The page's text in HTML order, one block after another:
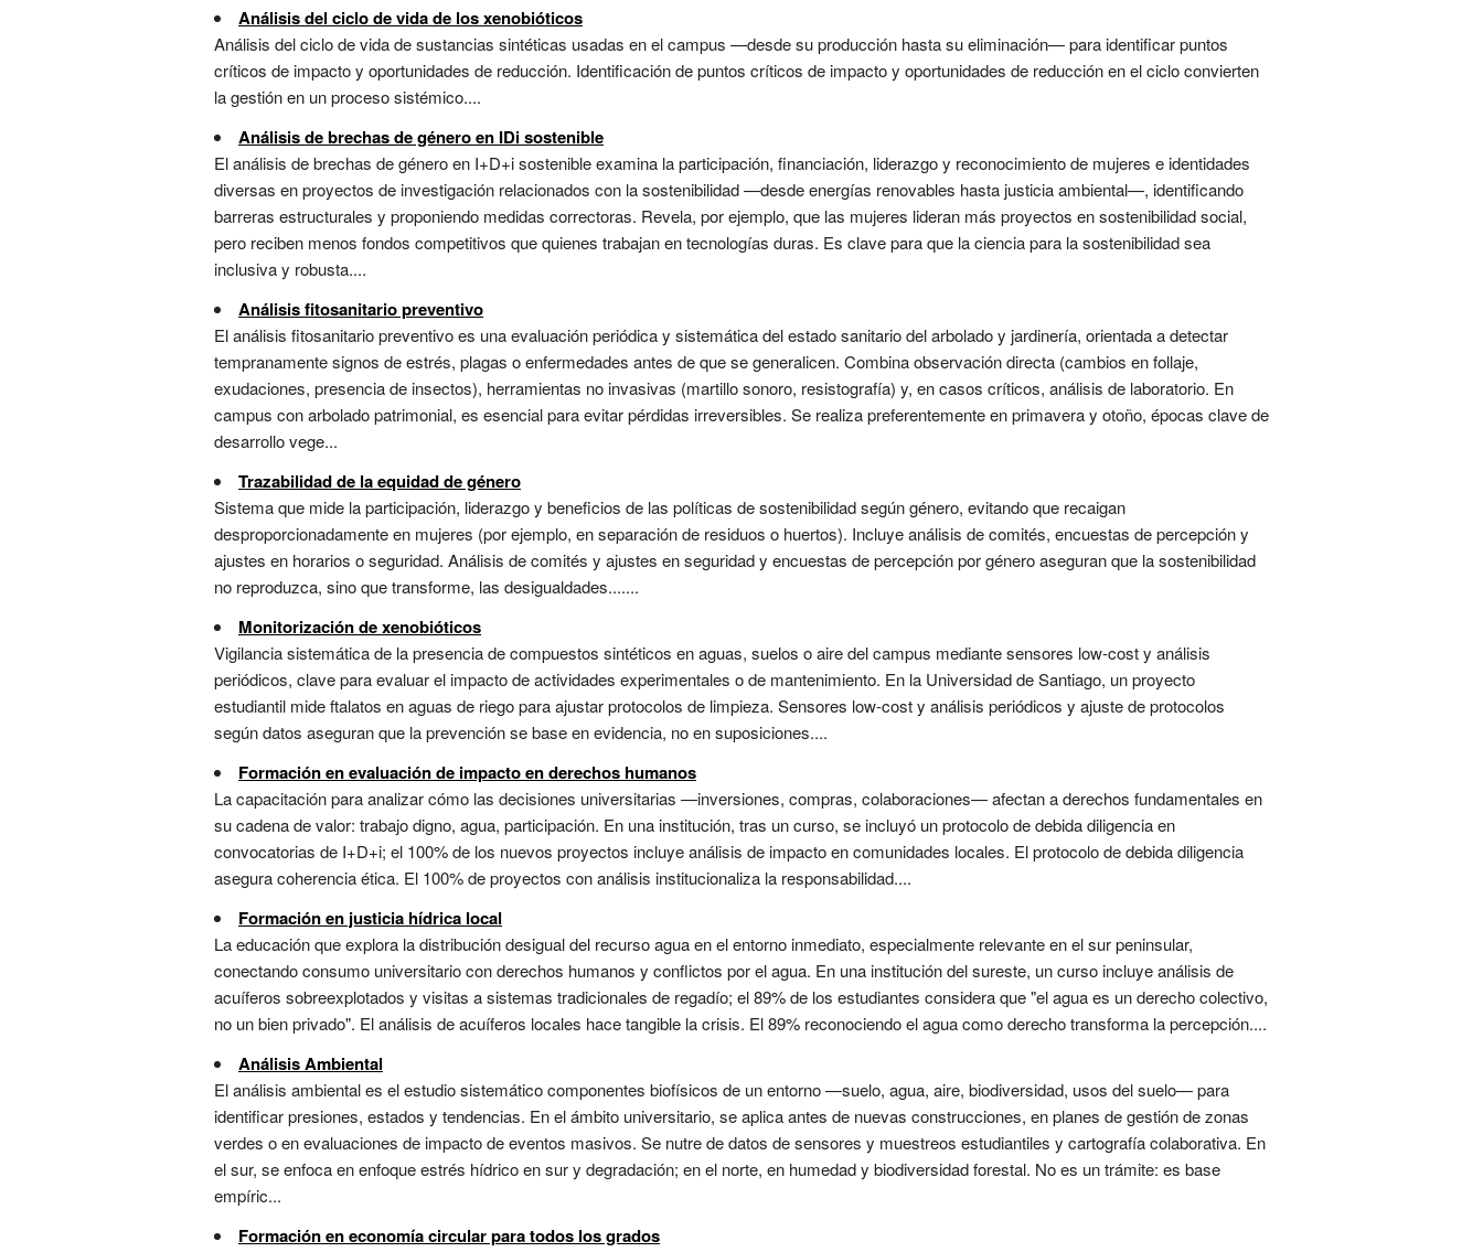
Análisis del ciclo de vida de los xenobióticos
Análisis del ciclo de vida de sustancias sintéticas usadas en el campus —desde su producción hasta su eliminación— para identificar puntos
críticos de impacto y oportunidades de reducción. Identificación de puntos críticos de impacto y oportunidades de reducción en el ciclo convierten
la gestión en un proceso sistémico....
Análisis de brechas de género en IDi sostenible
El análisis de brechas de género en I+D+i sostenible examina la participación, financiación, liderazgo y reconocimiento de mujeres e identidades
diversas en proyectos de investigación relacionados con la sostenibilidad —desde energías renovables hasta justicia ambiental—, identificando
barreras estructurales y proponiendo medidas correctoras. Revela, por ejemplo, que las mujeres lideran más proyectos en sostenibilidad social,
pero reciben menos fondos competitivos que quienes trabajan en tecnologías duras. Es clave para que la ciencia para la sostenibilidad sea
inclusiva y robusta....
Análisis fitosanitario preventivo
El análisis fitosanitario preventivo es una evaluación periódica y sistemática del estado sanitario del arbolado y jardinería, orientada a detectar
tempranamente signos de estrés, plagas o enfermedades antes de que se generalicen. Combina observación directa (cambios en follaje,
exudaciones, presencia de insectos), herramientas no invasivas (martillo sonoro, resistografía) y, en casos críticos, análisis de laboratorio. En
campus con arbolado patrimonial, es esencial para evitar pérdidas irreversibles. Se realiza preferentemente en primavera y otoño, épocas clave de
desarrollo vege...
Trazabilidad de la equidad de género
Sistema que mide la participación, liderazgo y beneficios de las políticas de sostenibilidad según género, evitando que recaigan
desproporcionadamente en mujeres (por ejemplo, en separación de residuos o huertos). Incluye análisis de comités, encuestas de percepción y
ajustes en horarios o seguridad. Análisis de comités y ajustes en seguridad y encuestas de percepción por género aseguran que la sostenibilidad
no reproduzca, sino que transforme, las desigualdades.......
Monitorización de xenobióticos
Vigilancia sistemática de la presencia de compuestos sintéticos en aguas, suelos o aire del campus mediante sensores low-cost y análisis
periódicos, clave para evaluar el impacto de actividades experimentales o de mantenimiento. En la Universidad de Santiago, un proyecto
estudiantil mide ftalatos en aguas de riego para ajustar protocolos de limpieza. Sensores low-cost y análisis periódicos y ajuste de protocolos
según datos aseguran que la prevención se base en evidencia, no en suposiciones....
Formación en evaluación de impacto en derechos humanos
La capacitación para analizar cómo las decisiones universitarias —inversiones, compras, colaboraciones— afectan a derechos fundamentales en
su cadena de valor: trabajo digno, agua, participación. En una institución, tras un curso, se incluyó un protocolo de debida diligencia en
convocatorias de I+D+i; el 100% de los nuevos proyectos incluye análisis de impacto en comunidades locales. El protocolo de debida diligencia
asegura coherencia ética. El 100% de proyectos con análisis institucionaliza la responsabilidad....
Formación en justicia hídrica local
La educación que explora la distribución desigual del recurso agua en el entorno inmediato, especialmente relevante en el sur peninsular,
conectando consumo universitario con derechos humanos y conflictos por el agua. En una institución del sureste, un curso incluye análisis de
acuíferos sobreexplotados y visitas a sistemas tradicionales de regadío; el 89% de los estudiantes considera que "el agua es un derecho colectivo,
no un bien privado". El análisis de acuíferos locales hace tangible la crisis. El 89% reconociendo el agua como derecho transforma la percepción....
Análisis Ambiental
El análisis ambiental es el estudio sistemático componentes biofísicos de un entorno —suelo, agua, aire, biodiversidad, usos del suelo— para
identificar presiones, estados y tendencias. En el ámbito universitario, se aplica antes de nuevas construcciones, en planes de gestión de zonas
verdes o en evaluaciones de impacto de eventos masivos. Se nutre de datos de sensores y muestreos estudiantiles y cartografía colaborativa. En
el sur, se enfoca en enfoque estrés hídrico en sur y degradación; en el norte, en humedad y biodiversidad forestal. No es un trámite: es base
empíric...
Formación en economía circular para todos los grados